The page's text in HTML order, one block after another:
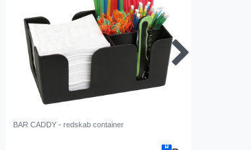
BAR CADDY - redskab container